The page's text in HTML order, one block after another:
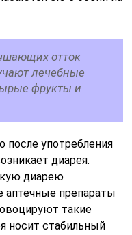
отток
лечебные
фрукты и
после употребления
диарея.
диарею
аптечные препараты
такие
носит стабильный